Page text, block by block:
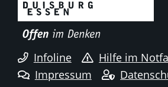
Infoline
Hilfe im
Impressum